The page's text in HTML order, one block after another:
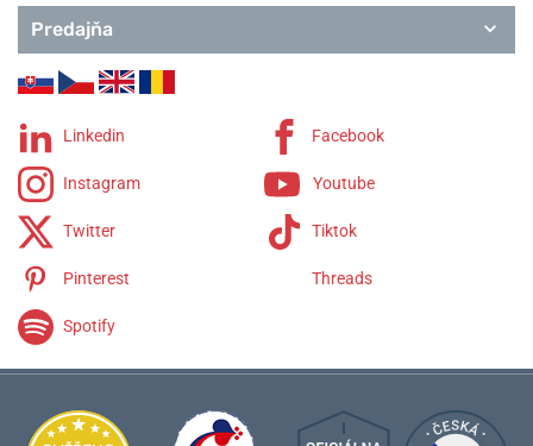
Predajňa
Linkedin Facebook
Instagram Youtube
Twitter Tiktok
Pinterest Threads
Spotify